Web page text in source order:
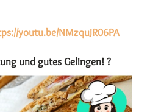
youtu.be/NMzquJR06PA
und gutes Gelingen! ?